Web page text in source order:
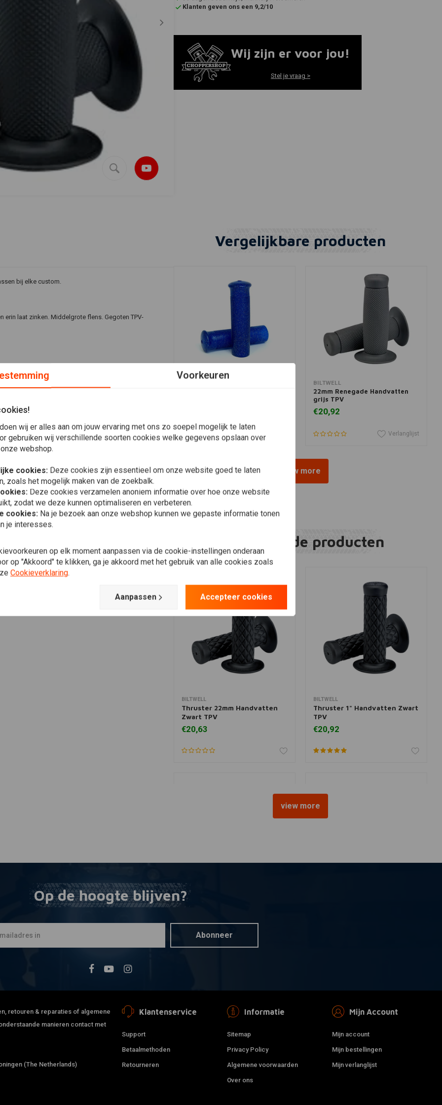
Klanten geven ons een 9,2/10
Wij zijn er voor jou!
Stel je vraag >
bij elke custom.
laat zinken. Middelgrote flens. Gegoten TPV-
aan ze een nacht te laten drogen. Het toevoegen van
en al onze grepen hebben daarvoor groeven.
is uitgerust met een aftermarket-gasbuis
gasbuis, ze zijn bedoeld om over een aluminium buis
Plaats ook een review
Vergelijkbare producten
BILTWELL
22mm Renegade Handvatten
grijs TPV
€20,92
Verlanglijst
View more
Gerelateerde producten
BILTWELL
Thruster 22mm Handvatten
Zwart TPV
€20,63
Toevoegen aan winkelwagen
BILTWELL
Thruster 1" Handvatten Zwart
TPV
€20,92
TPV
€20,92
view more
Op de hoogte blijven?
Abonneer
retouren & reparaties of algemene
manieren contact met
(The Netherlands)
Klantenservice
Support
Betaalmethoden
Retourneren
Informatie
Sitemap
Privacy Policy
Algemene voorwaarden
Over ons
Mijn Account
Mijn account
Mijn bestellingen
Mijn verlanglijst
Voorkeuren
wij er alles aan om jouw ervaring met ons zo soepel mogelijk te laten
gebruiken wij verschillende soorten cookies welke gegevens opslaan over
webshop.
cookies: Deze cookies zijn essentieel om onze website goed te laten
zoals het mogelijk maken van de zoekbalk.
Deze cookies verzamelen anoniem informatie over hoe onze website
zodat we deze kunnen optimaliseren en verbeteren.
cookies: Na je bezoek aan onze webshop kunnen we gepaste informatie tonen
je interesses.
op elk moment aanpassen via de cookie-instellingen onderaan
op "Akkoord" te klikken, ga je akkoord met het gebruik van alle cookies zoals
Cookieverklaring.
Aanpassen Accepteer cookies